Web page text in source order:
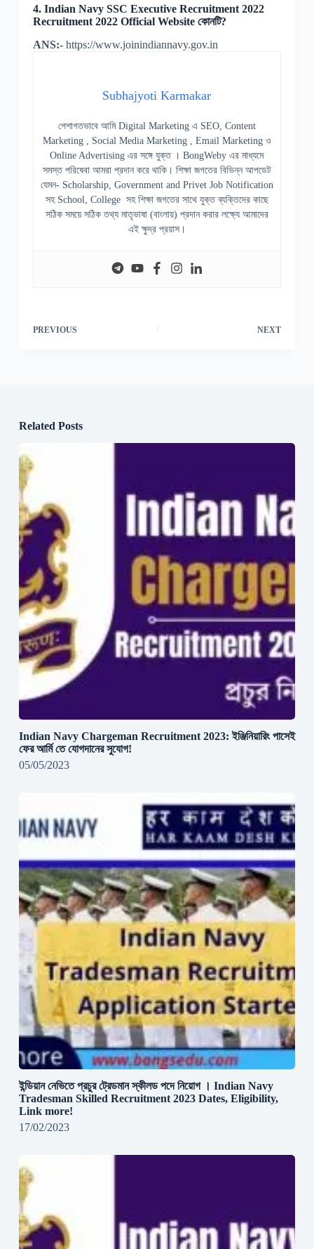
4. Indian Navy SSC Executive Recruitment 2022
Recruitment 2022 Official Website কোনটি?
ANS:- https://www.joinindiannavy.gov.in
Subhajyoti Karmakar
পেশাগতভাবে আমি Digital Marketing এ SEO, Content
Marketing , Social Media Marketing , Email Marketing ও
Online Advertising এর সঙ্গে যুক্ত । BongWeby এর মাধ্যমে
সমস্ত পরিষেবা আমরা প্রদান করে থাকি। শিক্ষা জগতের বিভিন্ন আপডেট
যেমন- Scholarship, Government and Privet Job Notification
সহ School, College সহ শিক্ষা জগতের সাথে যুক্ত ব্যক্তিদের কাছে
সঠিক সময়ে সঠিক তথ্য মাতৃভাষা (বাংলায়) প্রদান করার লক্ষ্যে আমাদের
এই ক্ষুদ্র প্রয়াস।
PREVIOUS NEXT
Related Posts
Indian Navy Chargeman Recruitment 2023: ইঞ্জিনিয়ারিং পাসেই
ফের আর্মি তে যোগদানের সুযোগ!
05/05/2023
ইন্ডিয়ান নেভিতে প্রচুর ট্রেডমান স্কীলড পদে নিয়োগ । Indian Navy
Tradesman Skilled Recruitment 2023 Dates, Eligibility,
Link more!
17/02/2023